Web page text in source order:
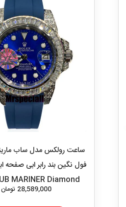
ساعت رولکس مدل ساب
MARINER Diamond
28,589,000 تومان